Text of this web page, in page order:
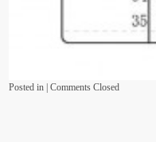
Posted in | Comments Closed